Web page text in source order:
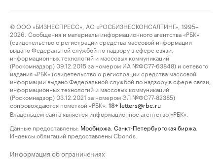
© ООО «БИЗНЕСПРЕСС», АО «РОСБИЗНЕСКОНСАЛТИНГ», 1995–
2026. Сообщения и материалы информационного агентства «РБК»
(свидетельство о регистрации средства массовой информации
выдано Федеральной службой по надзору в сфере связи,
информационных технологий и массовых коммуникаций
(Роскомнадзор) 09.12.2015 за номером ИА №ФС77-63848) и сетевого
издания «РБК» (свидетельство о регистрации средства массовой
информации выдано Федеральной службой по надзору в сфере связи,
информационных технологий и массовых коммуникаций
(Роскомнадзор) 03.12.2021 за номером ЭЛ №ФС77-82385)
сопровождаются пометкой «РБК».
18+ letters@rbc.ru
Владельцем сайта является информационное агентство «РБК».
Данные предоставлены: Мосбиржа Санкт-Петербургская биржа
Индексы облигаций предоставлены Cbonds.
Информация об ограничениях